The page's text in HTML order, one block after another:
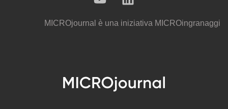
MICROjournal è una iniziativa MICROingranaggi